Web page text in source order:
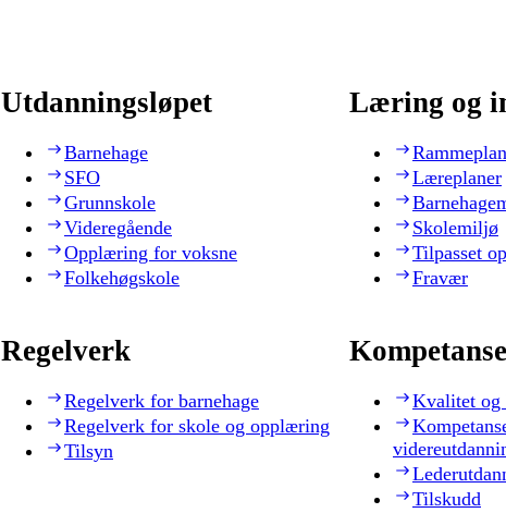
Utdanningsløpet
Barnehage
SFO
Grunnskole
Videregående
Opplæring for voksne
Folkehøgskole
Læring og
Læreplaner
Skolemiljø
Tilpasset
Fravær
Regelverk
Regelverk for barnehage
Regelverk for skole og opplæring
Tilsyn
Kvalitet og
Tilskudd